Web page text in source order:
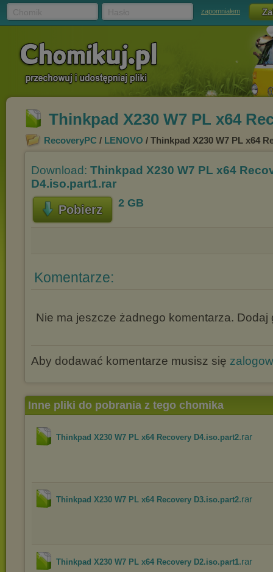
zapomniałem
Thinkpad X230 W7 PL x64
RecoveryPC / LENOVO / Thinkpad X230 W7 PL x64
Download: Thinkpad X230 W7 PL x64
D4.iso.part1.rar
Pobierz 2 GB
Komentarze:
Nie ma jeszcze żadnego komentarza. Dodaj
Aby dodawać komentarze musisz się
Inne pliki do pobrania z tego chomika
Thinkpad X230 W7 PL x64 Recovery D4.iso.part2.rar
Thinkpad X230 W7 PL x64 Recovery D3.iso.part2.rar
Thinkpad X230 W7 PL x64 Recovery D2.iso.part1.rar